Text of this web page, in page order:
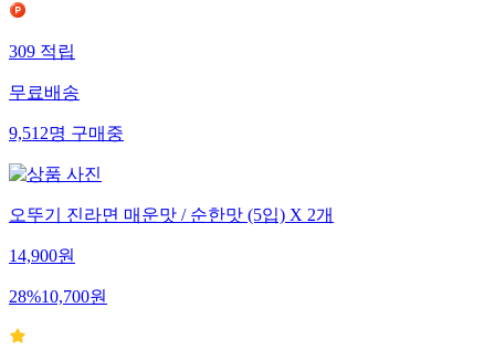
309적립
무료배송
9,512명구매중
오뚜기 진라면 매운맛 / 순한맛 (5입) X 2개
14,900원
28%10,700원